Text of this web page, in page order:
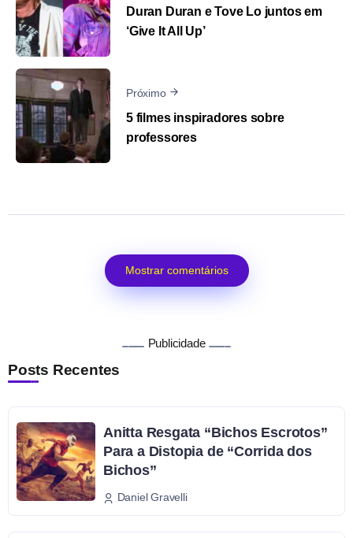
Duran Duran e Tove Lo juntos em
‘Give It All Up’
Próximo
5 filmes inspiradores sobre
professores
Mostrar comentários
Publicidade
Posts Recentes
Anitta Resgata “Bichos Escrotos”
Para a Distopia de “Corrida dos
Bichos”
Daniel Gravelli